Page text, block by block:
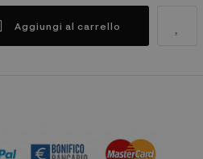
Aggiungi al carrello